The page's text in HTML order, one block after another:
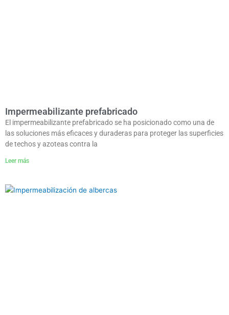
Impermeabilizante prefabricado
El impermeabilizante prefabricado se ha posicionado como una de
las soluciones más eficaces y duraderas para proteger las superficies
de techos y azoteas contra la
Leer más